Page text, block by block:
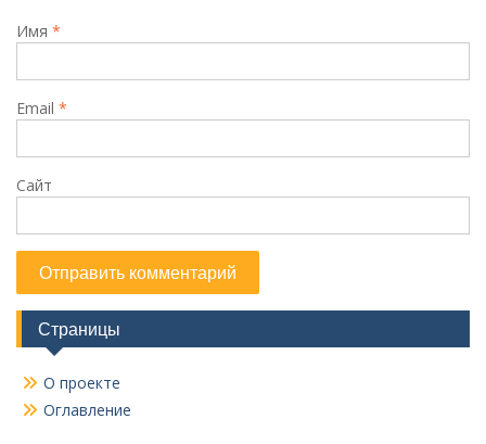
Имя *
Email *
Сайт
Страницы
О проекте
Оглавление